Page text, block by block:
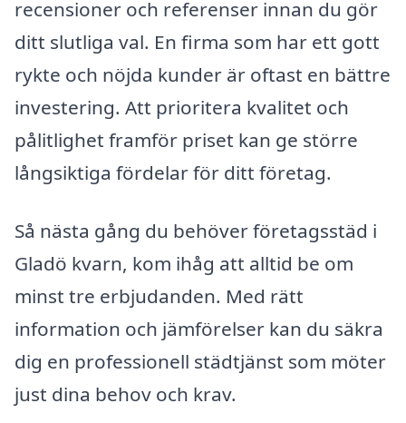
recensioner och referenser innan du gör
ditt slutliga val. En firma som har ett gott
rykte och nöjda kunder är oftast en bättre
investering. Att prioritera kvalitet och
pålitlighet framför priset kan ge större
långsiktiga fördelar för ditt företag.
Så nästa gång du behöver företagsstäd i
Gladö kvarn, kom ihåg att alltid be om
minst tre erbjudanden. Med rätt
information och jämförelser kan du säkra
dig en professionell städtjänst som möter
just dina behov och krav.